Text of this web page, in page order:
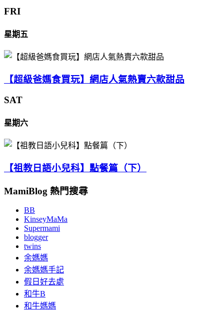
FRI
星期五
【超級爸媽食買玩】網店人氣熱賣六款甜品
SAT
星期六
【祖教日語小兒科】點餐篇（下）
MamiBlog 熱門搜尋
BB
KinseyMaMa
Supermami
blogger
twins
余媽媽
余媽媽手記
假日好去處
和牛B
和牛媽媽